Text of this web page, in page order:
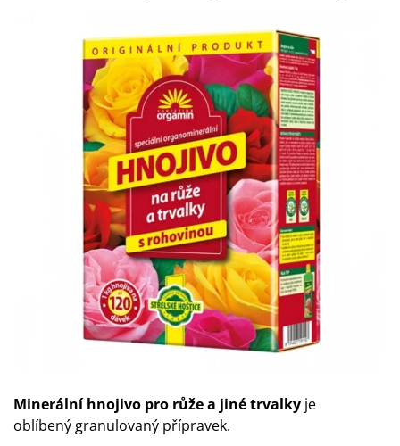
Minerální hnojivo pro růže a jiné trvalky je
oblíbený granulovaný přípravek.